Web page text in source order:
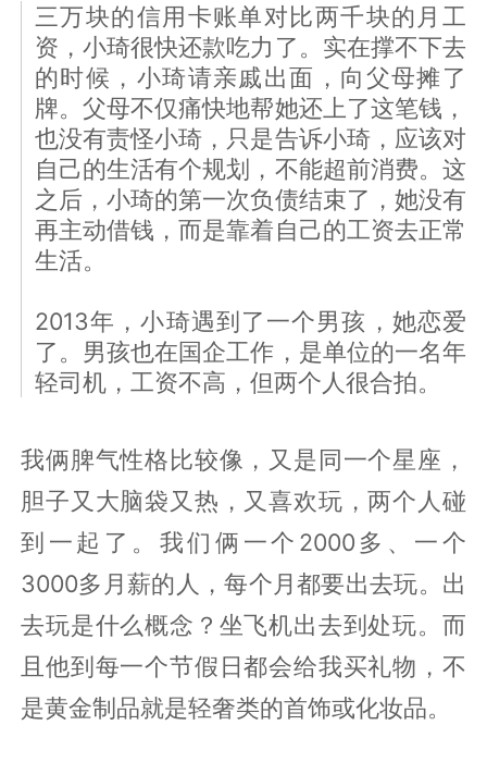
三万块的信用卡账单对比两千块的月工
资，小琦很快还款吃力了。实在撑不下去
的时候，小琦请亲戚出面，向父母摊了
牌。父母不仅痛快地帮她还上了这笔钱，
也没有责怪小琦，只是告诉小琦，应该对
自己的生活有个规划，不能超前消费。这
之后，小琦的第一次负债结束了，她没有
再主动借钱，而是靠着自己的工资去正常
生活。
2013年，小琦遇到了一个男孩，她恋爱
了。男孩也在国企工作，是单位的一名年
轻司机，工资不高，但两个人很合拍。
我俩脾气性格比较像，又是同一个星座，
胆子又大脑袋又热，又喜欢玩，两个人碰
到一起了。我们俩一个2000多、一个
3000多月薪的人，每个月都要出去玩。出
去玩是什么概念？坐飞机出去到处玩。而
且他到每一个节假日都会给我买礼物，不
是黄金制品就是轻奢类的首饰或化妆品。